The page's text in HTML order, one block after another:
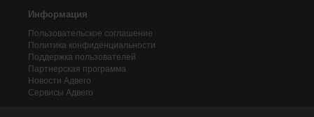
Информация
Пользовательское соглашение
Политика конфиденциальности
Поддержка пользователей
Партнерская программа
Новости Адвего
Сервисы Адвего